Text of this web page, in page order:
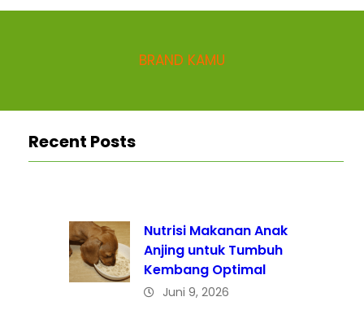
BRAND KAMU
Recent Posts
Nutrisi Makanan Anak
Anjing untuk Tumbuh
Kembang Optimal
Juni 9, 2026